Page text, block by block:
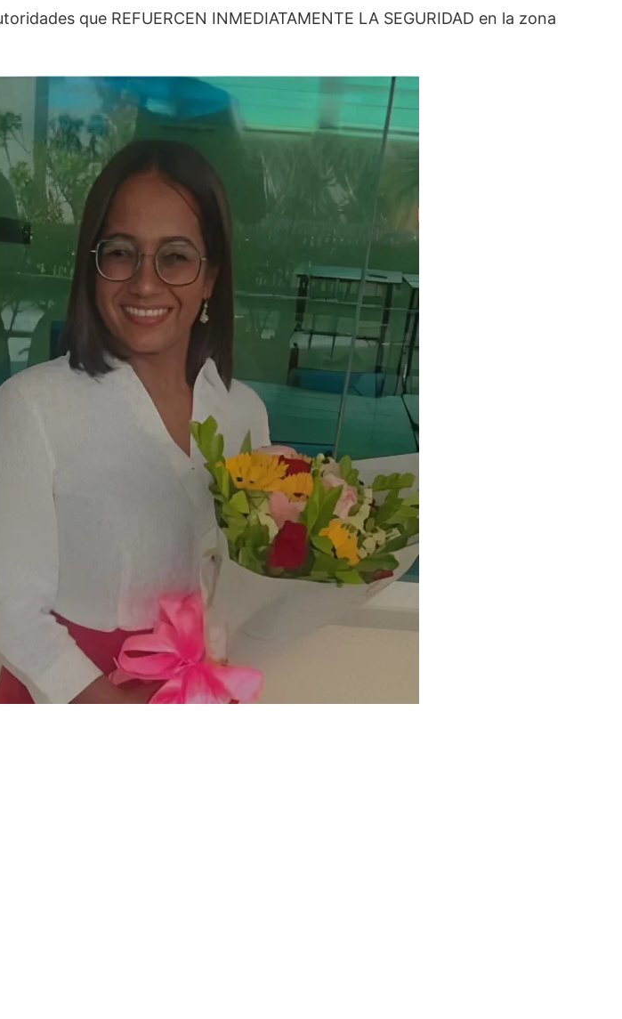
que REFUERCEN INMEDIATAMENTE LA SEGURIDAD en la zona